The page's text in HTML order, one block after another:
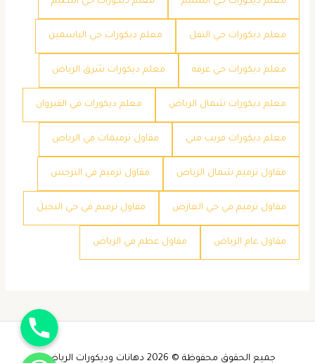
معلم ديكورات حي النفل معلم ديكورات حي الياسمين
معلم ديكورات حي عرقه معلم ديكورات شرق الرياض
معلم ديكورات شمال الرياض معلم ديكورات في القيروان
معلم ديكورات قريب مني مقاول ترميمات في الرياض
مقاول ترميم شمال الرياض مقاول ترميم في النرجس
مقاول ترميم في حي العارض مقاول ترميم في حي النخيل
مقاول عام الرياض مقاول عظم في الرياض
جميع الحقوق محفوظة © 2026 دهانات وديكورات الرياض -
جوال
واتساب